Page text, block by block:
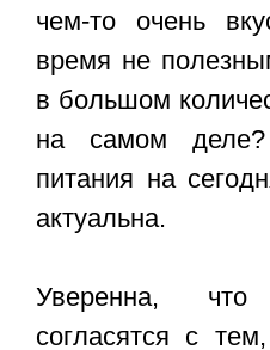
чем-то очень
время не
в большом
на самом деле?
питания на
актуальна.
Уверенна,
согласятся с